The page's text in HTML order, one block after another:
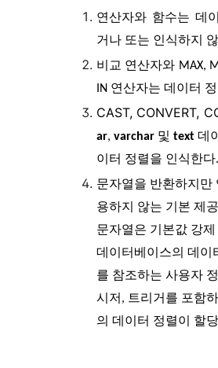
연산자와 함수는 데
거나 또는 인식하지
비교 연산자와 MAX,
IN 연산자는 데이터
CAST, CONVERT,
ar, varchar및 text데
이터 정렬을 인식한다.
문자열을 반환하지만
용하지 않는 기본 제
문자열은 기본값 강
데이터베이스의 데이
를 참조하는 사용자
시저, 트리거를 포함
의 데이터 정렬이 할